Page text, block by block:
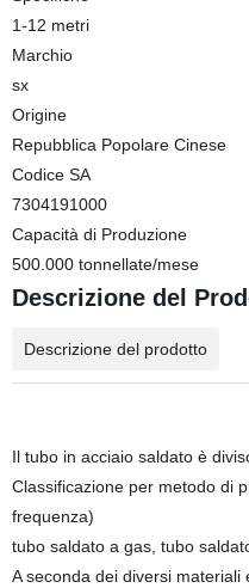
1-12 metri
Marchio
sx
Origine
Repubblica Popolare Cinese
Codice SA
7304191000
Capacità di Produzione
500.000 tonnellate/mese
Descrizione del
Descrizione del prodotto
Il tubo in acciaio saldato è
Classificazione per metodo di
frequenza)
tubo saldato a gas, tubo
A seconda dei diversi